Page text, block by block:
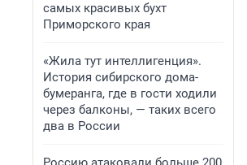
самых красивых бухт
Приморского края
«Жила тут интеллигенция».
История сибирского дома-
бумеранга, где в гости ходили
через балконы, — таких всего
два в России